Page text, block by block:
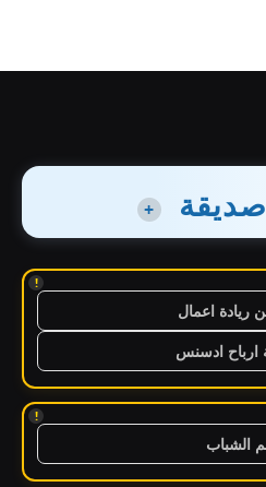
+
!
ريادة اعمال
ارباح ادسنس
!
الشباب